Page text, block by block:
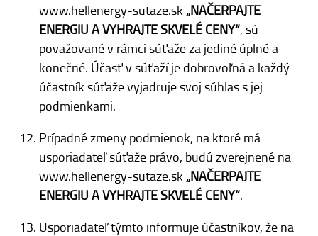
www.hellenergy-sutaze.sk „NAČERPAJTE
ENERGIU A VYHRAJTE SKVELÉ CENY“, sú
považované v rámci súťaže za jediné úplné a
konečné. Účasť v súťaží je dobrovoľná a každý
účastník súťaže vyjadruje svoj súhlas s jej
podmienkami.
Prípadné zmeny podmienok, na ktoré má
usporiadateľ súťaže právo, budú zverejnené na
www.hellenergy-sutaze.sk „NAČERPAJTE
ENERGIU A VYHRAJTE SKVELÉ CENY“.
Usporiadateľ týmto informuje účastníkov, že na